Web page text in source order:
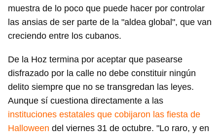
muestra de lo poco que puede hacer por controlar
las ansias de ser parte de la "aldea global", que van
creciendo entre los cubanos.
De la Hoz termina por aceptar que pasearse
disfrazado por la calle no debe constituir ningún
delito siempre que no se transgredan las leyes.
Aunque sí cuestiona directamente a las
instituciones estatales que cobijaron las fiesta de
Halloween del viernes 31 de octubre. "Lo raro, y en